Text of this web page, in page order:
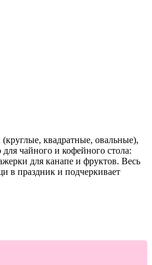
квадратные, овальные),
чайного и кофейного стола:
для канапе и фруктов. Весь
в праздник и подчеркивает